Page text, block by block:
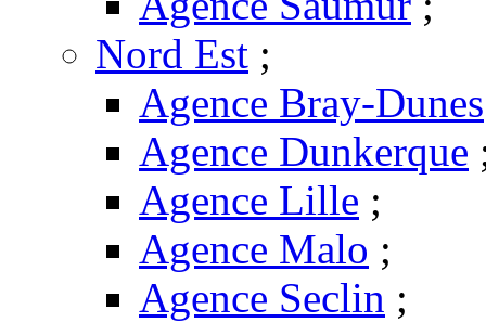
Nord Est ;
Agence Bray-Dunes
Agence Dunkerque
Agence Lille ;
Agence Malo ;
Agence Seclin ;